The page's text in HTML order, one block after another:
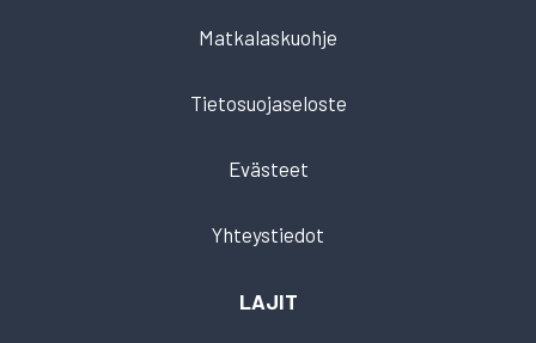
Matkalaskuohje
Tietosuojaseloste
Evästeet
Yhteystiedot
LAJIT